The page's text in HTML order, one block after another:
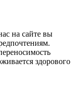
на сайте вы
здорового